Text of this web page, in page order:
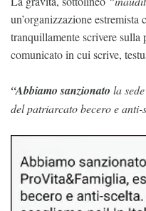
un’organizzazione estremista
tranquillamente scrivere
comunicato in cui scrive,
“Abbiamo sanzionato la
del patriarcato becero e